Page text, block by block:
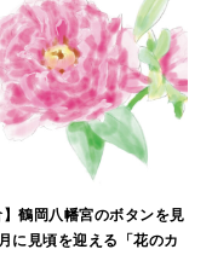
】鶴岡八幡宮のボタンを見
に見頃を迎える「花のカ